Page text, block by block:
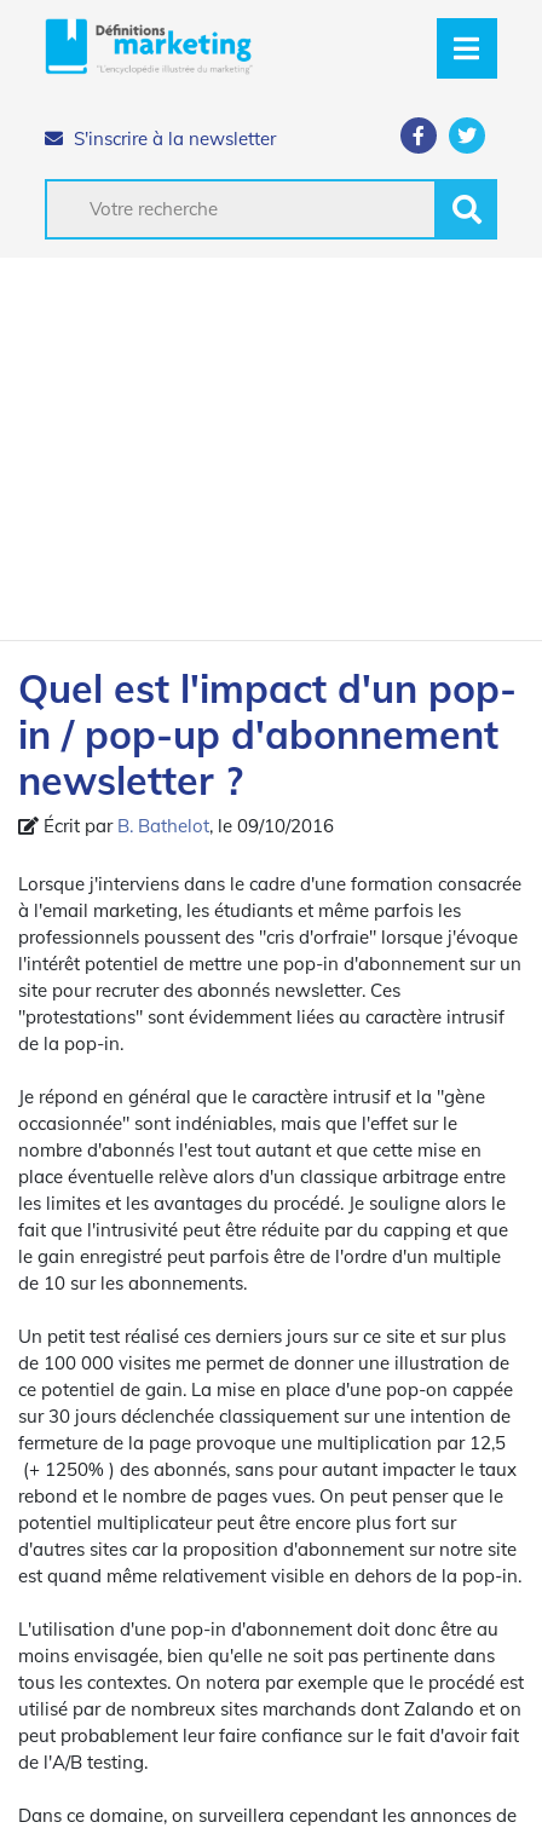
S'inscrire à la newsletter
Quel est l'impact d'un pop-
in / pop-up d'abonnement
newsletter ?
Écrit par B. Bathelot, le 09/10/2016
Lorsque j'interviens dans le cadre d'une formation consacrée
à l'email marketing, les étudiants et même parfois les
professionnels poussent des "cris d'orfraie" lorsque j'évoque
l'intérêt potentiel de mettre une pop-in d'abonnement sur un
site pour recruter des abonnés newsletter. Ces
"protestations" sont évidemment liées au caractère intrusif
de la pop-in.
Je répond en général que le caractère intrusif et la "gène
occasionnée" sont indéniables, mais que l'effet sur le
nombre d'abonnés l'est tout autant et que cette mise en
place éventuelle relève alors d'un classique arbitrage entre
les limites et les avantages du procédé. Je souligne alors le
fait que l'intrusivité peut être réduite par du capping et que
le gain enregistré peut parfois être de l'ordre d'un multiple
de 10 sur les abonnements.
Un petit test réalisé ces derniers jours sur ce site et sur plus
de 100 000 visites me permet de donner une illustration de
ce potentiel de gain. La mise en place d'une pop-on cappée
sur 30 jours déclenchée classiquement sur une intention de
fermeture de la page provoque une multiplication par 12,5
(+ 1250% ) des abonnés, sans pour autant impacter le taux
rebond et le nombre de pages vues. On peut penser que le
potentiel multiplicateur peut être encore plus fort sur
d'autres sites car la proposition d'abonnement sur notre site
est quand même relativement visible en dehors de la pop-in.
L'utilisation d'une pop-in d'abonnement doit donc être au
moins envisagée, bien qu'elle ne soit pas pertinente dans
tous les contextes. On notera par exemple que le procédé est
utilisé par de nombreux sites marchands dont Zalando et on
peut probablement leur faire confiance sur le fait d'avoir fait
de l'A/B testing.
Dans ce domaine, on surveillera cependant les annonces de